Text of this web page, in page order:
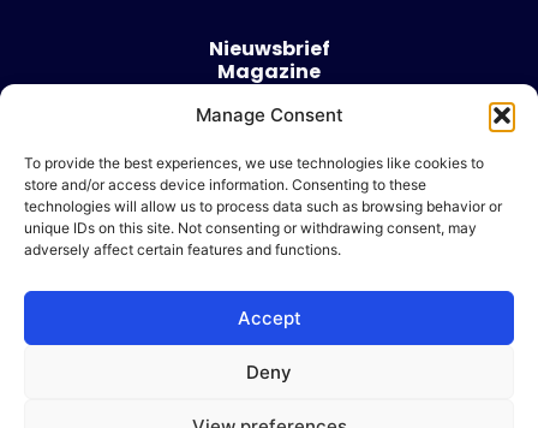
Manage Consent
To provide the best experiences, we use technologies like cookies to
store and/or access device information. Consenting to these
technologies will allow us to process data such as browsing behavior or
unique IDs on this site. Not consenting or withdrawing consent, may
adversely affect certain features and functions.
Accept
Deny
Nieuwsbrief
Magazine
Over
Algemene voorwaarden
Cookie beleid
Ik wil adverteren
© 2026 Risk & Business